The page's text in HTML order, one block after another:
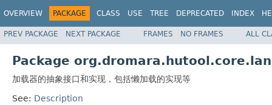
OVERVIEW PACKAGE CLASS USE TREE DEPRECATED INDEX
PREV PACKAGE NEXT PACKAGE FRAMES NO FRAMES ALL
Package
加载器的抽象接口和实现，包括懒加载的实现等
See: Description